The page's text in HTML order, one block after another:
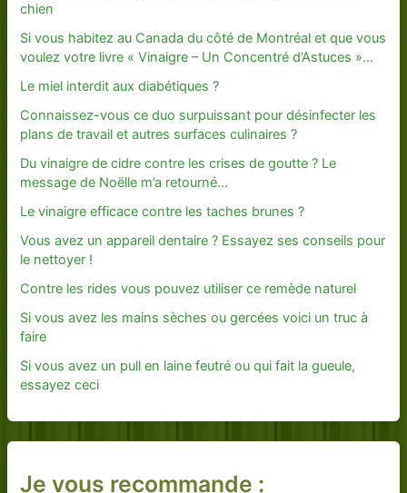
chien
Si vous habitez au Canada du côté de Montréal et que vous
voulez votre livre « Vinaigre – Un Concentré d’Astuces »…
Le miel interdit aux diabétiques ?
Connaissez-vous ce duo surpuissant pour désinfecter les
plans de travail et autres surfaces culinaires ?
Du vinaigre de cidre contre les crises de goutte ? Le
message de Noëlle m’a retourné…
Le vinaigre efficace contre les taches brunes ?
Vous avez un appareil dentaire ? Essayez ses conseils pour
le nettoyer !
Contre les rides vous pouvez utiliser ce remède naturel
Si vous avez les mains sèches ou gercées voici un truc à
faire
Si vous avez un pull en laine feutré ou qui fait la gueule,
essayez ceci
Je vous recommande :